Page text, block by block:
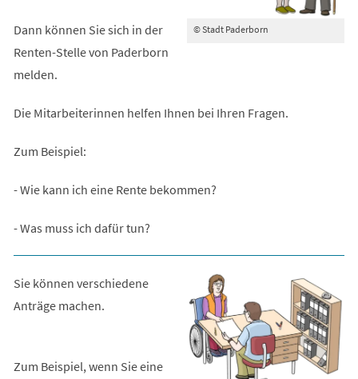
© Stadt Paderborn
Dann können Sie sich in der
Renten-Stelle von Paderborn
melden.
Die Mitarbeiterinnen helfen Ihnen bei Ihren Fragen.
Zum Beispiel:
- Wie kann ich eine Rente bekommen?
- Was muss ich dafür tun?
Sie können verschiedene
Anträge machen.
Zum Beispiel, wenn Sie eine